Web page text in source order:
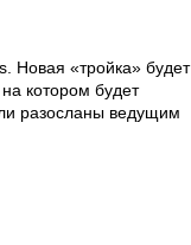
Новая «тройка» будет
котором будет
разосланы ведущим